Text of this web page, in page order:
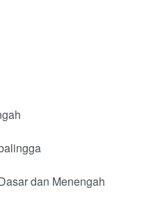
dan Menengah